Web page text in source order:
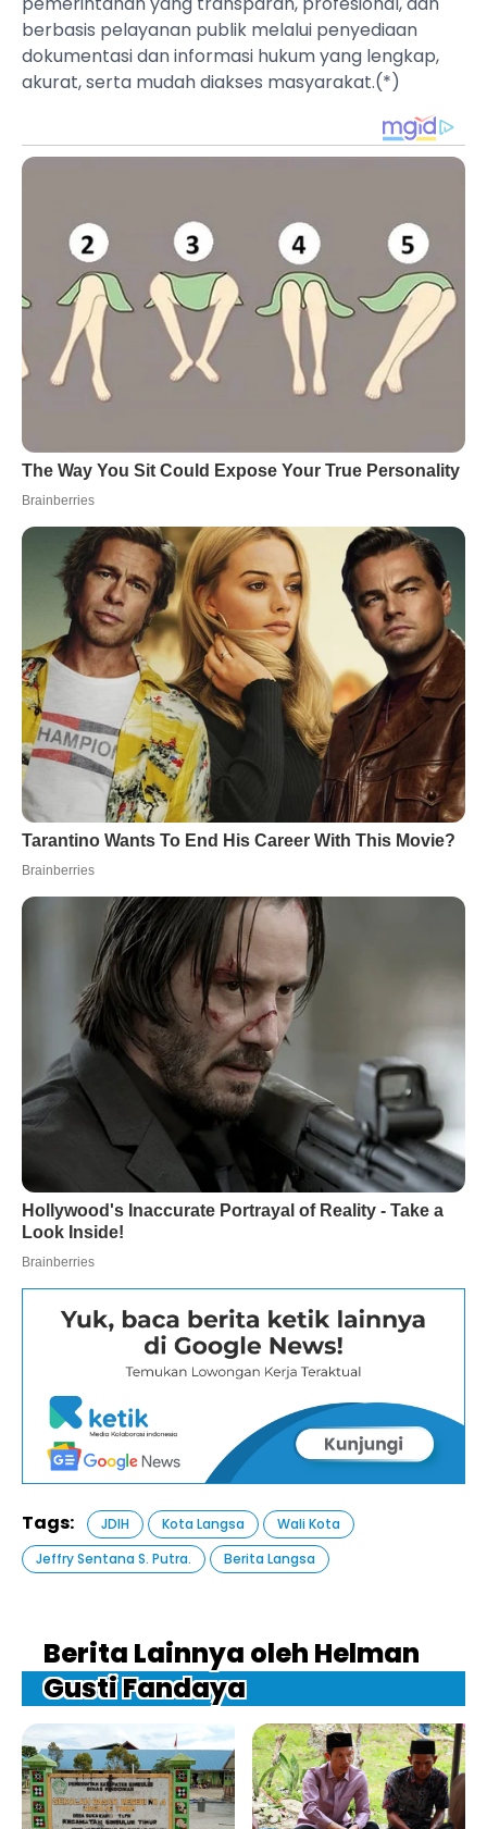
berbasis pelayanan publik melalui penyediaan
dokumentasi dan informasi hukum yang lengkap,
akurat, serta mudah diakses masyarakat.(*)
Tags: JDIH Kota Langsa
Wali Kota
Jeffry Sentana S. Putra.
Berita Langsa
Berita Lainnya oleh Helman
Gusti Fandaya